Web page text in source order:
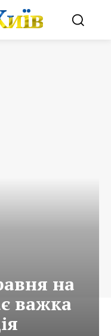
на
важка